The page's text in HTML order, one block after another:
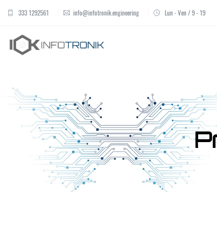
333 1292561 info@infotronik.engineering Lun - Ven / 9 - 19